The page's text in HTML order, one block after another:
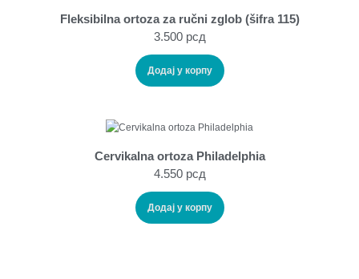
Fleksibilna ortoza za ručni zglob (šifra 115)
3.500 рсд
Додај у корпу
Cervikalna ortoza Philadelphia
4.550 рсд
Додај у корпу